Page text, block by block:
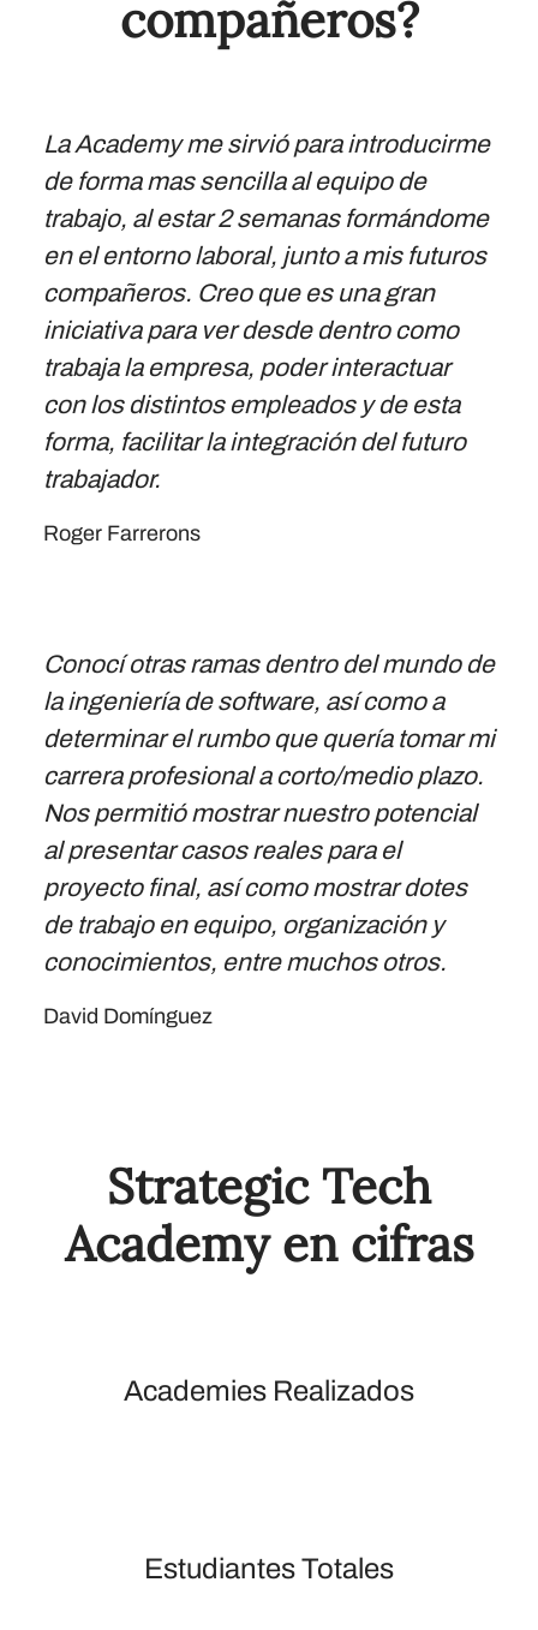
compañeros?
La Academy me sirvió para introducirme
de forma mas sencilla al equipo de
trabajo, al estar 2 semanas formándome
en el entorno laboral, junto a mis futuros
compañeros. Creo que es una gran
iniciativa para ver desde dentro como
trabaja la empresa, poder interactuar
con los distintos empleados y de esta
forma, facilitar la integración del futuro
trabajador.
Roger Farrerons
Conocí otras ramas dentro del mundo de
la ingeniería de software, así como a
determinar el rumbo que quería tomar mi
carrera profesional a corto/medio plazo.
Nos permitió mostrar nuestro potencial
al presentar casos reales para el
proyecto final, así como mostrar dotes
de trabajo en equipo, organización y
conocimientos, entre muchos otros.
David Domínguez
Strategic Tech
Academy en cifras
Academies Realizados
Estudiantes Totales